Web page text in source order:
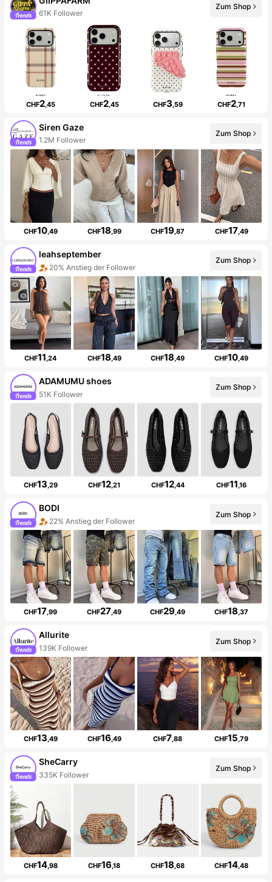
61K Follower
Zum Shop
CHF2,45 CHF2,45 CHF3,59 CHF2,71
Siren Gaze
1.2M Follower
Zum Shop
CHF10,49 CHF18,99 CHF19,87 CHF17,49
leahseptember
20% Anstieg der Follower
Zum Shop
CHF11,24 CHF18,49 CHF18,49 CHF10,49
ADAMUMU shoes
51K Follower
Zum Shop
CHF13,29 CHF12,21 CHF12,44 CHF11,16
BODI
22% Anstieg der Follower
Zum Shop
CHF17,99 CHF27,49 CHF29,49 CHF18,37
Allurite
139K Follower
Zum Shop
CHF13,49 CHF16,49 CHF7,88 CHF15,79
SheCarry
335K Follower
Zum Shop
CHF14,98 CHF16,18 CHF18,68 CHF14,48